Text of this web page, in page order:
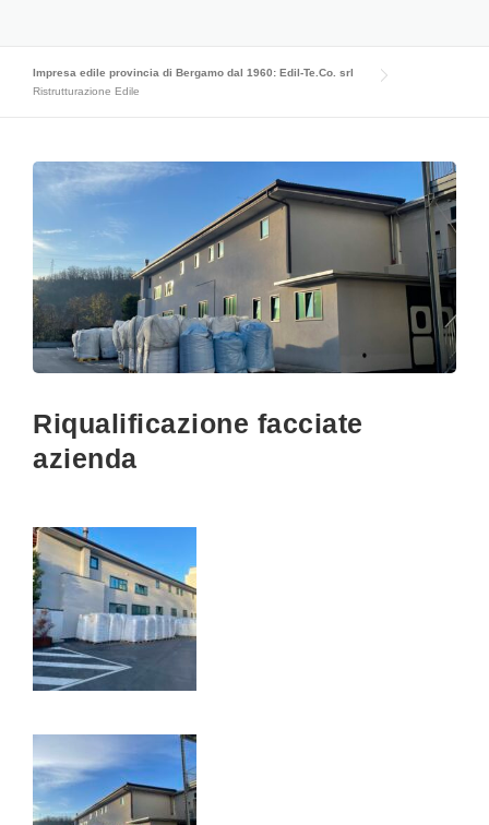
Impresa edile provincia di Bergamo dal 1960: Edil-Te.Co. srl
Ristrutturazione Edile
Riqualificazione facciate
azienda